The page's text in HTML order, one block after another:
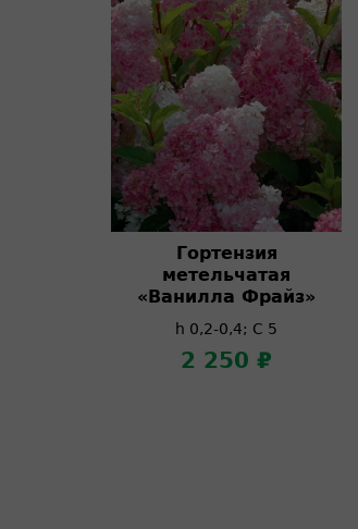
Гортензия
метельчатая
«Ванилла Фрайз»
h 0,2-0,4; C 5
2 250 ₽